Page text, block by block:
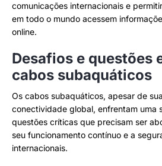
comunicações internacionais e
em todo o mundo acessem
online.
Desafios e questões
cabos subaquáticos
Os cabos subaquáticos, apesar de
conectividade global, enfrentam uma
questões críticas que precisam ser
seu funcionamento contínuo e a
internacionais.